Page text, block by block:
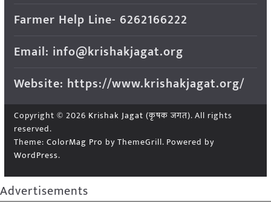
Farmer Help Line- 6262166222
Email: info@krishakjagat.org
Website: https://www.krishakjagat.org/
Copyright © 2026 Krishak Jagat (कृषक जगत). All rights
reserved.
Theme: ColorMag Pro by ThemeGrill. Powered by
WordPress.
Advertisements